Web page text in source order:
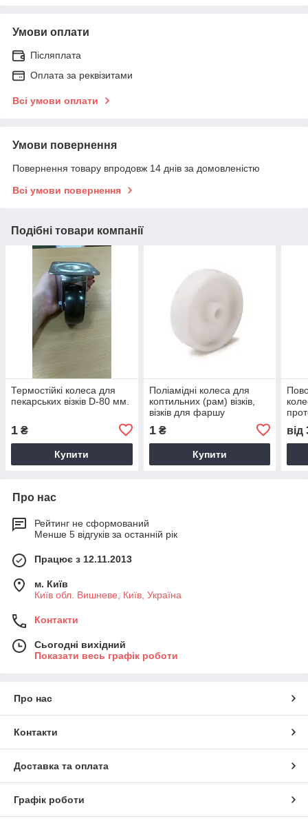
Умови оплати
Післяплата
Оплата за реквізитами
Всі умови оплати
Умови повернення
Повернення товару впродовж 14 днів за домовленістю
Всі умови повернення
Подібні товари компанії
Термостійкі колеса для
пекарських візків D-80 мм.
1 ₴
Купити
Поліамідні колеса для
коптильних (рам) візків,
візків для фаршу
1₴
Купити
від
Про нас
Рейтинг не сформований
Менше 5 відгуків за останній рік
Працює з 12.11.2013
м. Київ
Київ обл. Вишневе, Київ, Україна
Контакти
Сьогодні вихідний
Показати весь графік роботи
Про нас
Контакти
Доставка та оплата
Графік роботи